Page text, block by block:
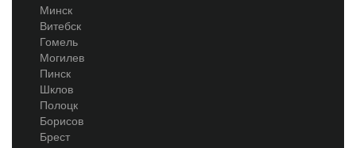
Минск
Витебск
Гомель
Могилев
Пинск
Шклов
Полоцк
Борисов
Брест